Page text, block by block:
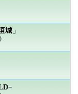
城」